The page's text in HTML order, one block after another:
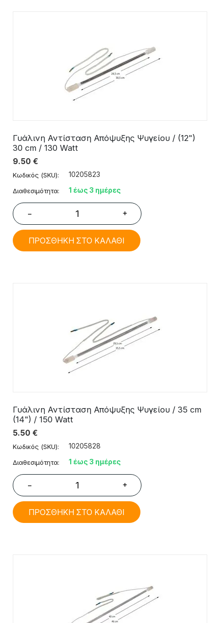
Γυάλινη Αντίσταση Απόψυξης Ψυγείου / (12")
30 cm / 130 Watt
9.50 €
Κωδικός (SKU): 10205823
Διαθεσιμότητα: 1 έως 3 ημέρες
− +
ΠΡΟΣΘΗΚΗ ΣΤΟ ΚΑΛΑΘΙ
Γυάλινη Αντίσταση Απόψυξης Ψυγείου / 35 cm
(14") / 150 Watt
5.50 €
Κωδικός (SKU): 10205828
Διαθεσιμότητα: 1 έως 3 ημέρες
− +
ΠΡΟΣΘΗΚΗ ΣΤΟ ΚΑΛΑΘΙ